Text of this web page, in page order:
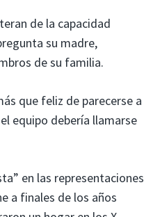
de la capacidad
su madre,
de su familia.
que feliz de parecerse a
equipo debería llamarse
en las representaciones
a finales de los años